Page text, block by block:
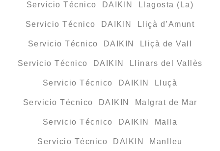
Servicio Técnico DAIKIN Llagosta (La)
Servicio Técnico DAIKIN Lliçà d’Amunt
Servicio Técnico DAIKIN Lliçà de Vall
Servicio Técnico DAIKIN Llinars del Vallès
Servicio Técnico DAIKIN Lluçà
Servicio Técnico DAIKIN Malgrat de Mar
Servicio Técnico DAIKIN Malla
Servicio Técnico DAIKIN Manlleu